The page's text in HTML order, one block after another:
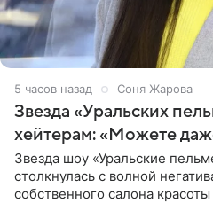
5 часов назад Соня Жарова
Звезда «Уральских
хейтерам: «Можете
Звезда шоу «Уральские
столкнулась с волной
собственного салона